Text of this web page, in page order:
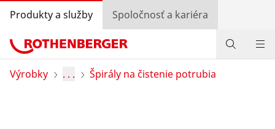
Produkty a služby Spoločnosť a kariéra
Produkty
Výrobky . . . Špirály na čistenie potrubia